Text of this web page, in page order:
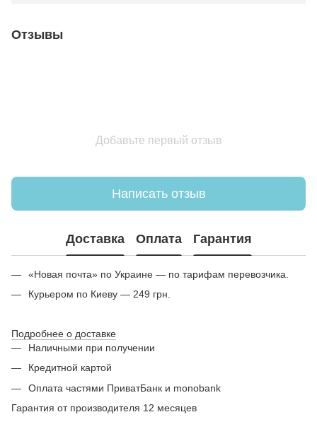
Отзывы
Добавьте первый отзыв
Написать отзыв
Доставка Оплата Гарантия
«Новая почта» по Украине — по тарифам перевозчика.
Курьером по Киеву — 249 грн.
Подробнее о доставке
Наличными при получении
Кредитной картой
Оплата частями ПриватБанк и monobank
Гарантия от производителя 12 месяцев